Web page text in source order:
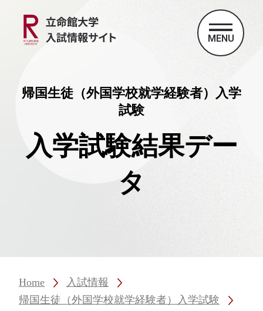
MENU
帰国生徒（外国学校就学経験者）入学
試験
入学試験結果デー
タ
Home
入試情報
帰国生徒（外国学校就学経験者）入学試験